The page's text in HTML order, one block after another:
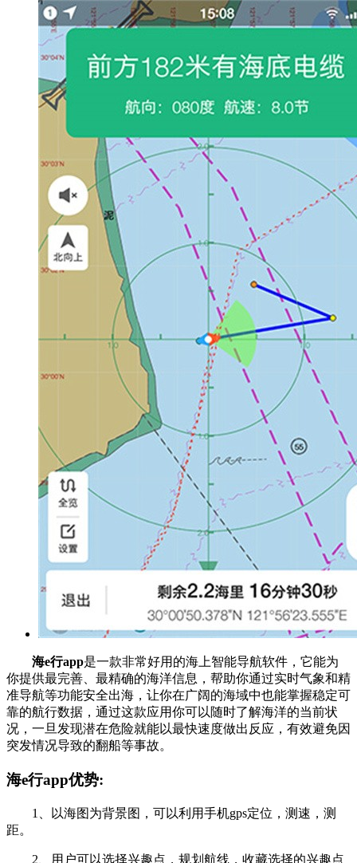
海e行app是一款非常好用的海上智能导航软件，它能为
你提供最完善、最精确的海洋信息，帮助你通过实时气象和精
准导航等功能安全出海，让你在广阔的海域中也能掌握稳定可
靠的航行数据，通过这款应用你可以随时了解海洋的当前状
况，一旦发现潜在危险就能以最快速度做出反应，有效避免因
突发情况导致的翻船等事故。
海e行app优势:
1、以海图为背景图，可以利用手机gps定位，测速，测
距。
2、用户可以选择兴趣点，规划航线，收藏选择的兴趣点